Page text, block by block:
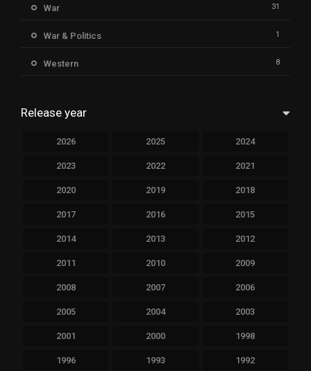
War 31
War & Politics 1
Western 8
Release year
2026 2025 2024
2023 2022 2021
2020 2019 2018
2017 2016 2015
2014 2013 2012
2011 2010 2009
2008 2007 2006
2005 2004 2003
2001 2000 1998
1996 1993 1992